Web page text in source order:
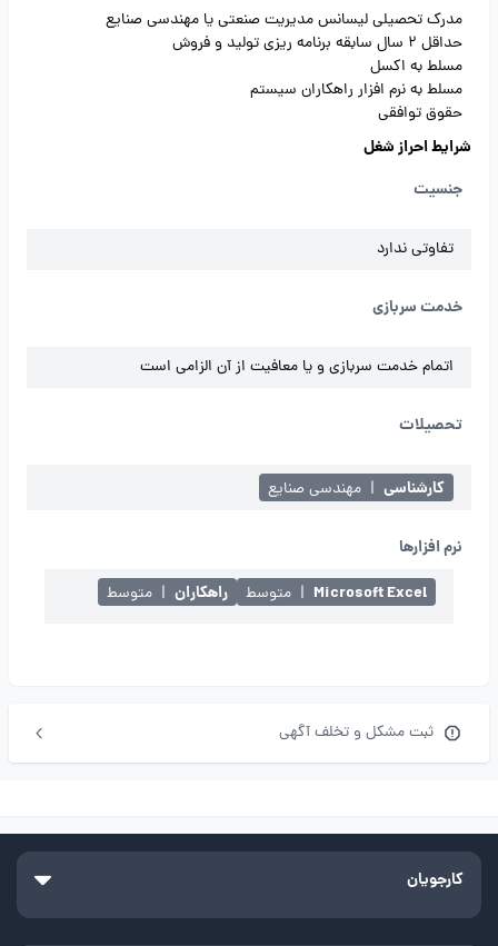
مدرک تحصیلی لیسانس مدیریت صنعتی یا مهندسی صنایع
حداقل 2 سال سابقه برنامه ریزی تولید و فروش
مسلط به اکسل
مسلط به نرم افزار راهکاران سیستم
حقوق توافقی
شرایط احراز شغل
جنسیت
تفاوتی ندارد
خدمت سربازی
اتمام خدمت سربازی و یا معافیت از آن الزامی است
تحصیلات
کارشناسی | مهندسی صنایع
نرم افزارها
Microsoft Excel
| متوسط راهکاران | متوسط
ثبت مشکل و تخلف آگهی
کارجویان